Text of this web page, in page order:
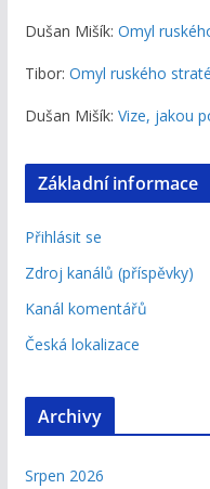
Dušan Mišík: Omyl
Tibor: Omyl ruského
Dušan Mišík: Vize, jakou
Základní informace
Přihlásit se
Zdroj kanálů (příspěvky)
Kanál komentářů
Česká lokalizace
Archivy
Srpen 2026